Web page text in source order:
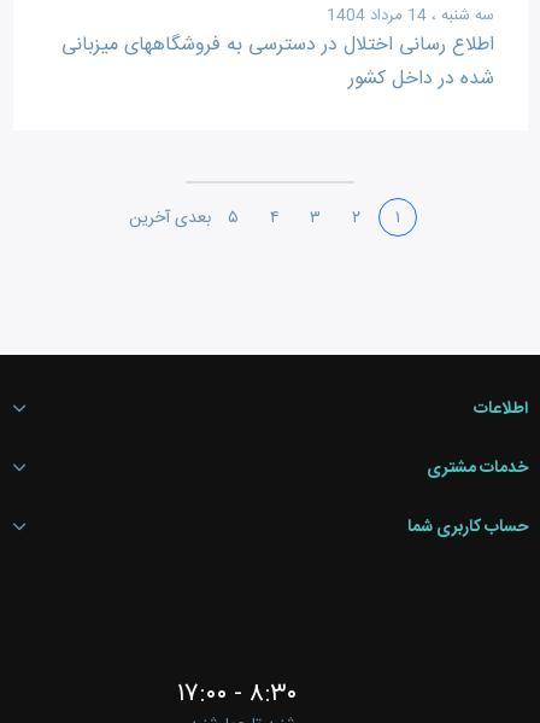
سه شنبه ، 14 مرداد 1404
اطلاع رسانی اختلال در دسترسی به فروشگاههای میزبانی
شده در داخل کشور
۱ ۲ ۳ ۴ ۵ بعدیآخرین
اطلاعات
خدمات مشتری
حساب کاربری شما
۸:۳۰ - ۱۷:۰۰